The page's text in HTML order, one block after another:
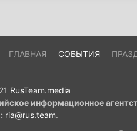
ГЛАВНАЯ СОБЫТИЯ
RusTeam.media
информационное
ria@rus.team.